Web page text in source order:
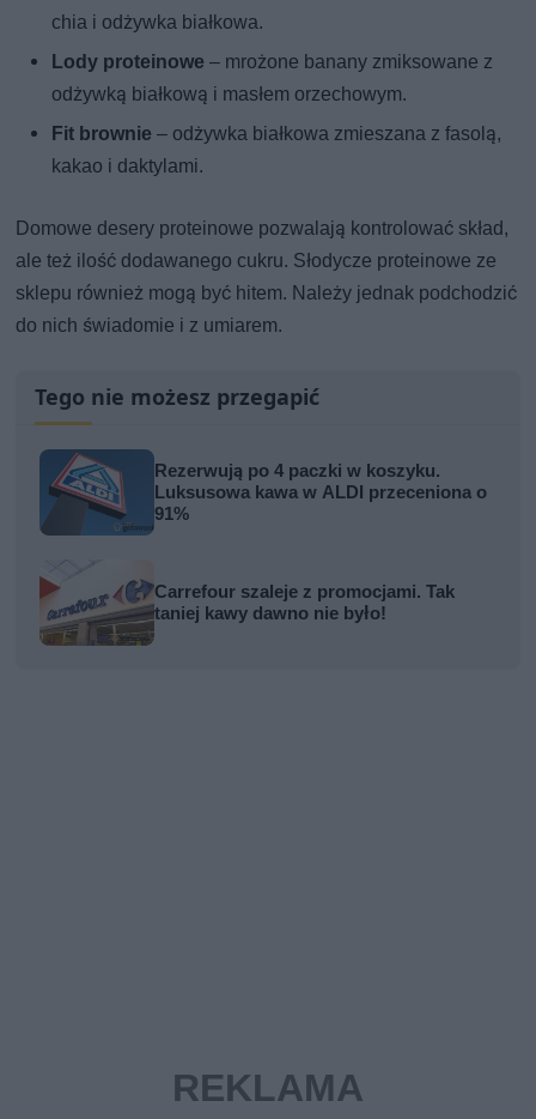
chia i odżywka białkowa.
Lody proteinowe – mrożone banany zmiksowane z
odżywką białkową i masłem orzechowym.
Fit brownie – odżywka białkowa zmieszana z fasolą,
kakao i daktylami.
Domowe desery proteinowe pozwalają kontrolować skład,
ale też ilość dodawanego cukru. Słodycze proteinowe ze
sklepu również mogą być hitem. Należy jednak podchodzić
do nich świadomie i z umiarem.
Tego nie możesz przegapić
Rezerwują po 4 paczki w koszyku.
Luksusowa kawa w ALDI przeceniona o
91%
Carrefour szaleje z promocjami. Tak
taniej kawy dawno nie było!